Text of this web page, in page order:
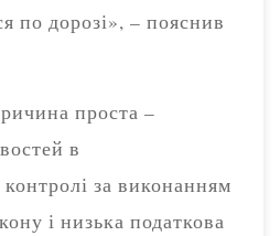
по дорозі», – пояснив
проста –
в
за виконанням
і низька податкова